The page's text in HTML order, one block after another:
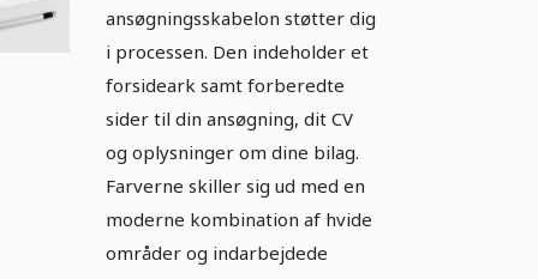
ansøgningsskabelon støtter dig
i processen. Den indeholder et
forsideark samt forberedte
sider til din ansøgning, dit CV
og oplysninger om dine bilag.
Farverne skiller sig ud med en
moderne kombination af hvide
områder og indarbejdede